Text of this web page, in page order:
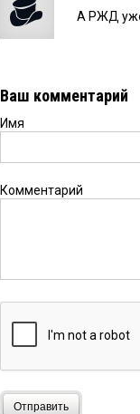
А РЖД уже
Ваш комментарий
Имя
Комментарий
Отправить